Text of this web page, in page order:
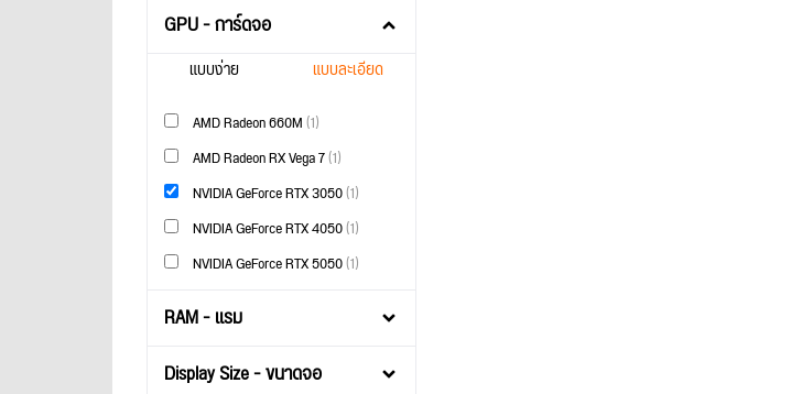
GPU - การ์ดจอ
แบบง่าย แบบละเอียด
AMD Radeon 660M(1)
AMD Radeon RX Vega 7(1)
NVIDIA GeForce RTX 3050(1)
NVIDIA GeForce RTX 4050(1)
NVIDIA GeForce RTX 5050(1)
RAM - แรม
Display Size - ขนาดจอ